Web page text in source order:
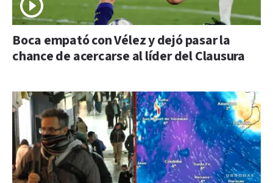
Boca empató con Vélez y dejó pasar la
chance de acercarse al líder del Clausura